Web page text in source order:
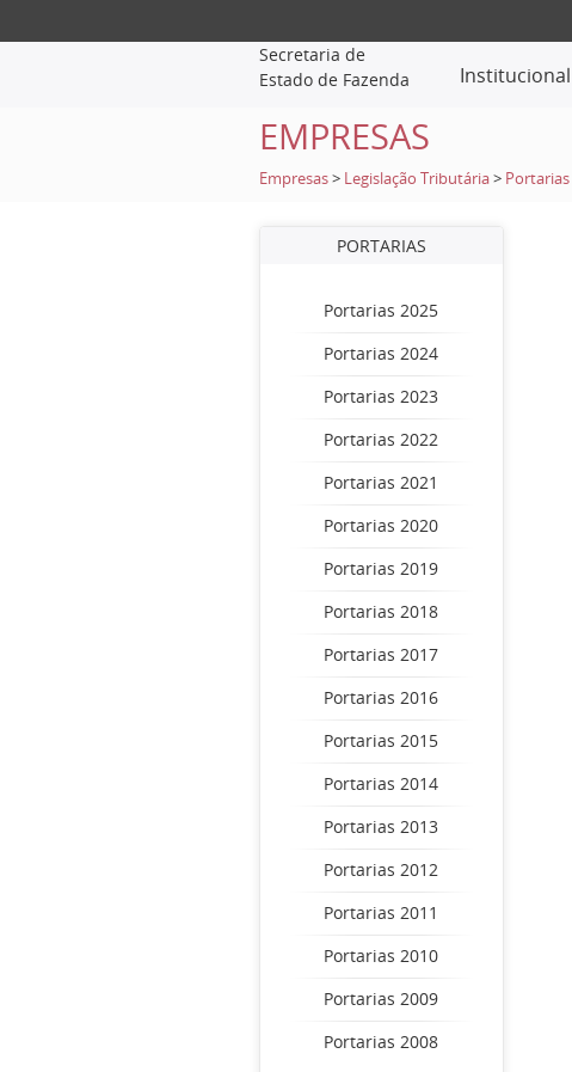
Secretaria de
Estado de Fazenda
Institucional
EMPRESAS
Empresas > Legislação Tributária > Portarias
PORTARIAS
Portarias 2025
Portarias 2024
Portarias 2023
Portarias 2022
Portarias 2021
Portarias 2020
Portarias 2019
Portarias 2018
Portarias 2017
Portarias 2016
Portarias 2015
Portarias 2014
Portarias 2013
Portarias 2012
Portarias 2011
Portarias 2010
Portarias 2009
Portarias 2008